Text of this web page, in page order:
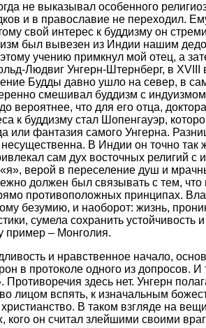
не выказывал особенного
и в православие не переходил.
свой интерес к буддизму он
был вывезен из Индии нашим
учению примкнул мой отец, а
Людвиг Унгерн-Штернберг, в XVIII
Будды давно ушло на север, в
смешивал буддизм с
вероятнее, что для его отца,
к буддизму стал Шопенгауэр,
или фантазия самого Унгерна.
В Индии он точно так
сам дух восточных религий с
«я», верой в переселение душ и
должен был связывать с тем, что
противоположных принципах.
безумию, и наоборот: жизнь,
сумела сохранить устойчивость и
пример – Монголия.
и нравственное начало,
в протоколе одного из допросов.
здесь нет. Унгерн
лицом вспять, к изначальным
В таком взгляде на
кого он считал злейшими своими